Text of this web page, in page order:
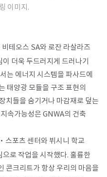
이미지.
테오스 SA와 로잔 라살라즈
더욱 두드러지게 드러나기
는 에너지 시스템을 파사드에
태양광 모듈을 구조 표현의
치들을 숨기거나 마감재로 덮는
속가능성은 GNWA의 건축
스포츠 센터와 뷔시니 학교
로 작업을 시작했다. 훌륭한
콘크리트가 항상 우리의 마음을